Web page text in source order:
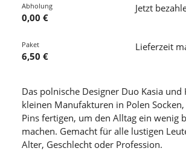
Abholung
0,00 €
Jetzt
Paket
6,50 €
Lieferzeit
Das polnische Designer Duo Kasia und
kleinen Manufakturen in Polen
Pins fertigen, um den Alltag ein wenig
machen. Gemacht für alle lustigen
Alter, Geschlecht oder Profession.